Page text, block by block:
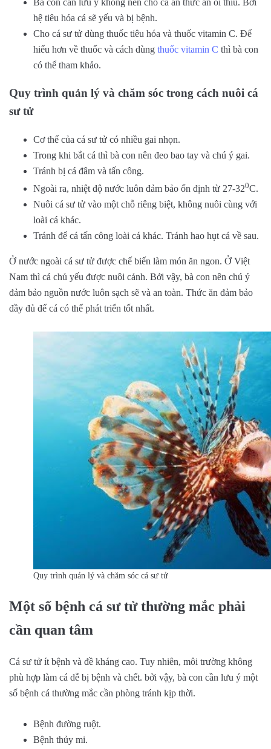
hệ tiêu hóa cá sẽ yếu và bị bệnh.
Cho cá sư tử dùng thuốc tiêu hóa và thuốc vitamin C. Để
hiểu hơn về thuốc và cách dùng thuốc vitamin C thì bà con
có thể tham khảo.
Quy trình quản lý và chăm sóc trong cách nuôi cá
sư tử
Cơ thể của cá sư tử có nhiều gai nhọn.
Trong khi bắt cá thì bà con nên đeo bao tay và chú ý gai.
Tránh bị cá đâm và tấn công.
Ngoài ra, nhiệt độ nước luôn đảm bảo ổn định từ 27-320C.
Nuôi cá sư tử vào một chỗ riêng biệt, không nuôi cùng với
loài cá khác.
Tránh để cá tấn công loài cá khác. Tránh hao hụt cá về sau.
Ở nước ngoài cá sư tử được chế biến làm món ăn ngon. Ở Việt
Nam thì cá chủ yếu được nuôi cảnh. Bởi vậy, bà con nên chú ý
đảm bảo nguồn nước luôn sạch sẽ và an toàn. Thức ăn đảm bảo
đầy đủ để cá có thể phát triển tốt nhất.
Quy trình quản lý và chăm sóc cá sư tử
Một số bệnh cá sư tử thường mắc phải
cần quan tâm
Cá sư tử ít bệnh và đề kháng cao. Tuy nhiên, môi trường không
phù hợp làm cá dễ bị bệnh và chết. bởi vậy, bà con cần lưu ý một
số bệnh cá thường mắc cần phòng tránh kịp thời.
Bệnh đường ruột.
Bệnh thủy mi.